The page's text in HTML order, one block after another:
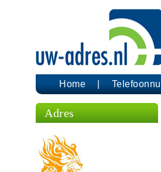
Home
Adres